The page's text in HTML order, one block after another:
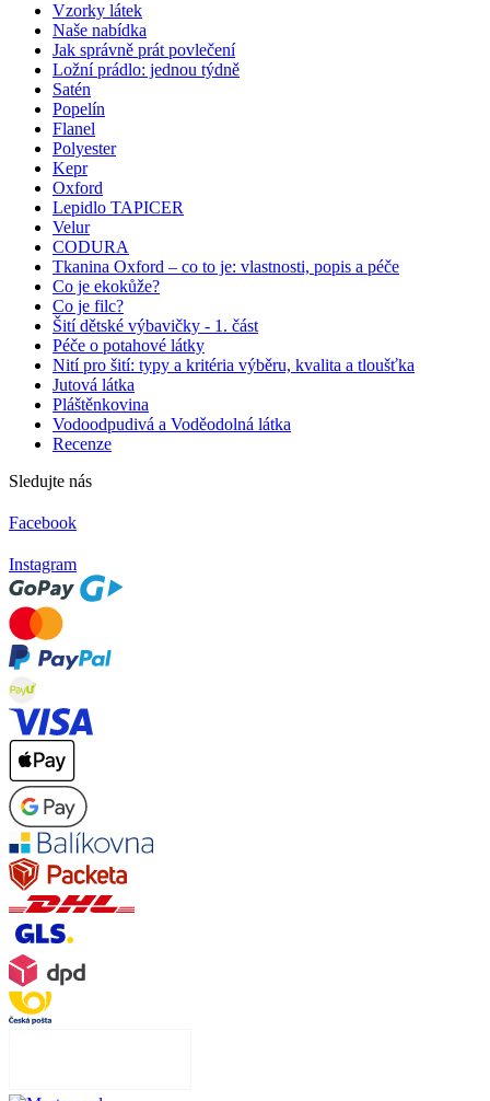
Vzorky látek
Naše nabídka
Jak správně prát povlečení
Ložní prádlo: jednou týdně
Satén
Popelín
Flanel
Polyester
Kepr
Oxford
Lepidlo TAPICER
Velur
CODURA
Tkanina Oxford – co to je: vlastnosti, popis a péče
Co je ekokůže?
Co je filc?
Šití dětské výbavičky - 1. část
Péče o potahové látky
Nití pro šití: typy a kritéria výběru, kvalita a tloušťka
Jutová látka
Pláštěnkovina
Vodoodpudivá a Voděodolná látka
Recenze
Sledujte nás
Facebook
Instagram